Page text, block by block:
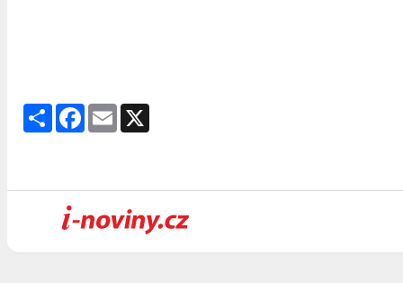
Share Facebook
Email